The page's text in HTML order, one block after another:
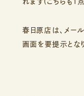
れます(こちらも1
春日原店は、メー
画面を要提示とな